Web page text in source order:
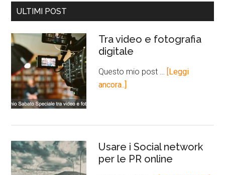
ULTIMI POST
Tra video e fotografia
digitale
Questo mio post … [Leggi
ancora..]
Usare i Social network
per le PR online